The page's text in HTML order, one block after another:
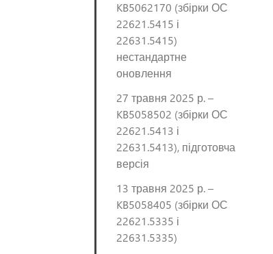
KB5062170 (збірки ОС
22621.5415 і
22631.5415)
нестандартне
оновлення
27 травня 2025 р. –
KB5058502 (збірки ОС
22621.5413 і
22631.5413), підготовча
версія
13 травня 2025 р. –
KB5058405 (збірки ОС
22621.5335 і
22631.5335)